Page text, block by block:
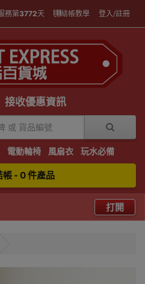
務第3772天 結帳教學 登入/註冊
接收優惠資訊
電動輪椅 風扇衣 玩水必備
帳 - 0 件產品
打開